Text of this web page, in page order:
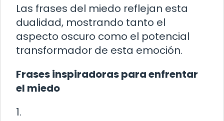
Las frases del miedo reflejan esta
dualidad, mostrando tanto el
aspecto oscuro como el potencial
transformador de esta emoción.
Frases inspiradoras para enfrentar
el miedo
1.